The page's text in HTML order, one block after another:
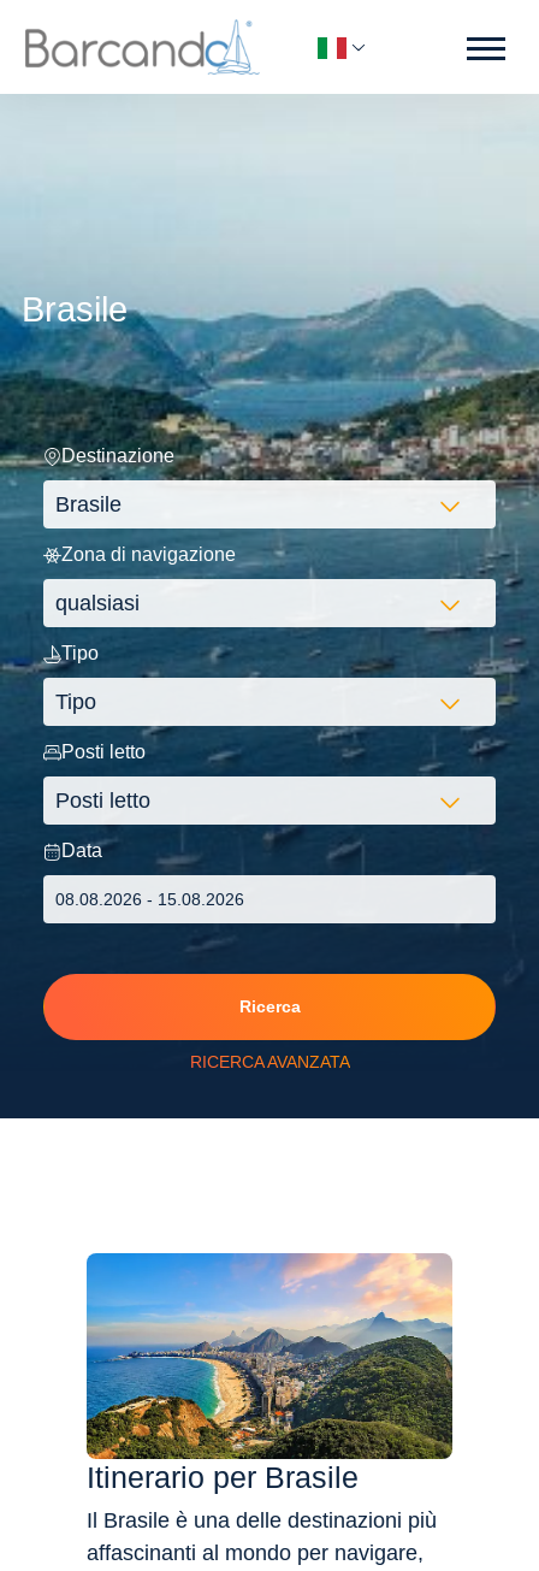
Brasile
Destinazione
Zona di navigazione
Tipo
Posti letto
Data
Ricerca
RICERCA AVANZATA
Itinerario per Brasile
Il Brasile è una delle destinazioni più
affascinanti al mondo per navigare,